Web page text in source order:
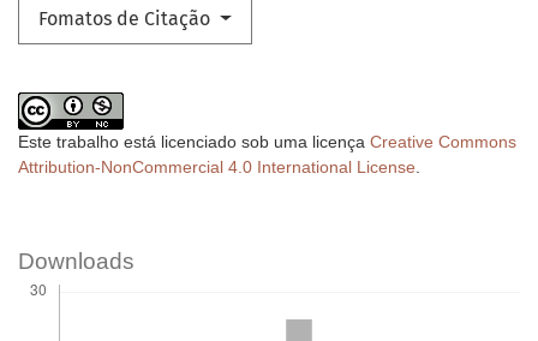
Fomatos de Citação
Este trabalho está licenciado sob uma licença Creative Commons
Attribution-NonCommercial 4.0 International License.
Downloads